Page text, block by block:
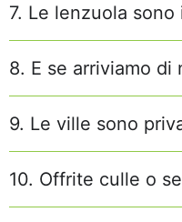
7. Le lenzuola sono
8. E se arriviamo di
9. Le ville sono
10. Offrite culle o